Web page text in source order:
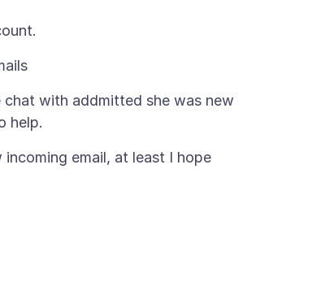
chat with addmitted she was new
email, at least I hope